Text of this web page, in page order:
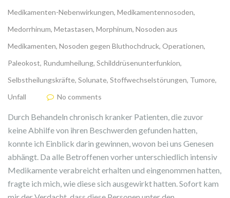
Medikamenten-Nebenwirkungen, Medikamentennosoden,
Medorrhinum, Metastasen, Morphinum, Nosoden aus
Medikamenten, Nosoden gegen Bluthochdruck, Operationen,
Paleokost, Rundumheilung, Schilddrüsenunterfunkion,
Selbstheilungskräfte, Solunate, Stoffwechselstörungen, Tumore,
Unfall
No comments
Durch Behandeln chronisch kranker Patienten, die zuvor
keine Abhilfe von ihren Beschwerden gefunden hatten,
konnte ich Einblick darin gewinnen, wovon bei uns Genesen
abhängt. Da alle Betroffenen vorher unterschiedlich intensiv
Medikamente verabreicht erhalten und eingenommen hatten,
fragte ich mich, wie diese sich ausgewirkt hatten. Sofort kam